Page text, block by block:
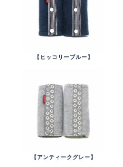
【ヒッコリーブルー】
【アンティークグレー】